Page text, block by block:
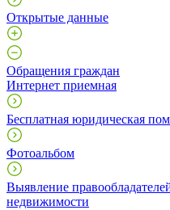
Открытые данные
Обращения граждан
Интернет приемная
Бесплатная юридическая
Фотоальбом
Выявление
недвижимости